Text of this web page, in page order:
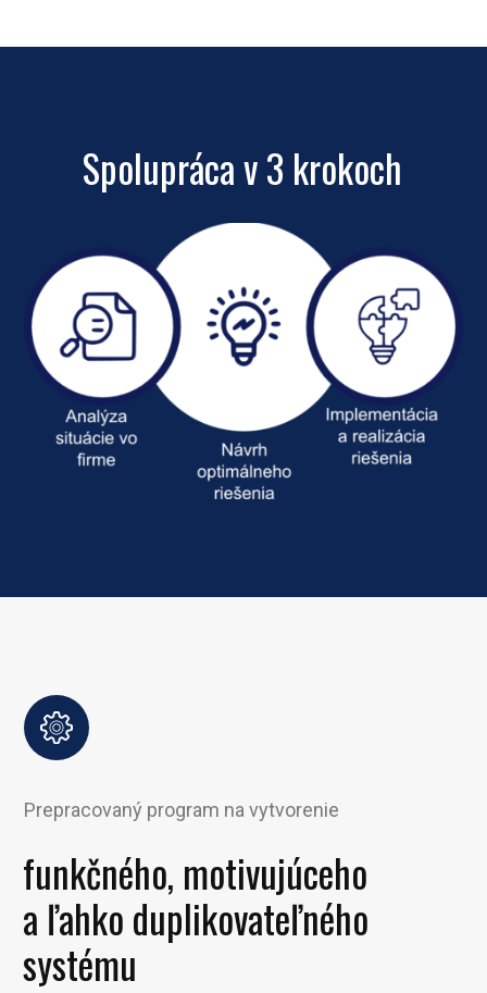
Spolupráca v 3 krokoch
Prepracovaný program na vytvorenie
funkčného, motivujúceho
a ľahko duplikovateľného
systému